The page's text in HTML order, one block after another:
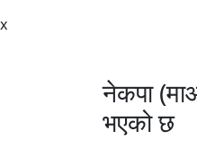
x
नेकपा
भएको छ